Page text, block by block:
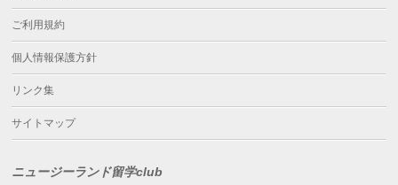
ご利用規約
個人情報保護方針
リンク集
サイトマップ
ニュージーランド留学club